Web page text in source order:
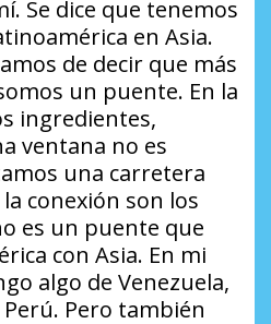
Se dice que tenemos
en Asia.
de decir que más
un puente. En la
ingredientes,
ventana no es
una carretera
conexión son los
es un puente que
con Asia. En mi
algo de Venezuela,
Pero también